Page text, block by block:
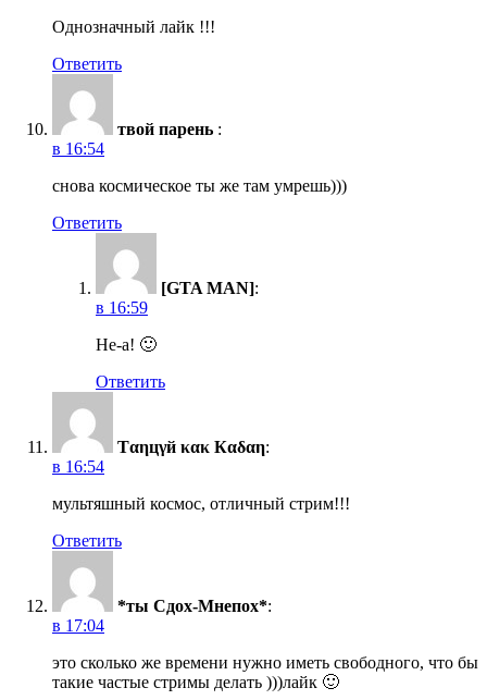
Однозначный лайк !!!
Ответить
твой парень :
в 16:54
снова космическое ты же там умрешь)))
Ответить
[GTA MAN]:
в 16:59
Не-а! 🙂
Ответить
Тαηцγй κακ Кαδαη:
в 16:54
мультяшный космос, отличный стрим!!!
Ответить
*ты Сдох-Мнепох*:
в 17:04
это сколько же времени нужно иметь свободного, что бы
такие частые стримы делать )))лайк 🙂